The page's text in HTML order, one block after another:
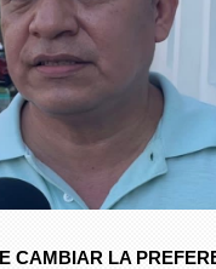
CAMBIAR LA